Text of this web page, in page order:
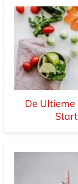
De Ultieme